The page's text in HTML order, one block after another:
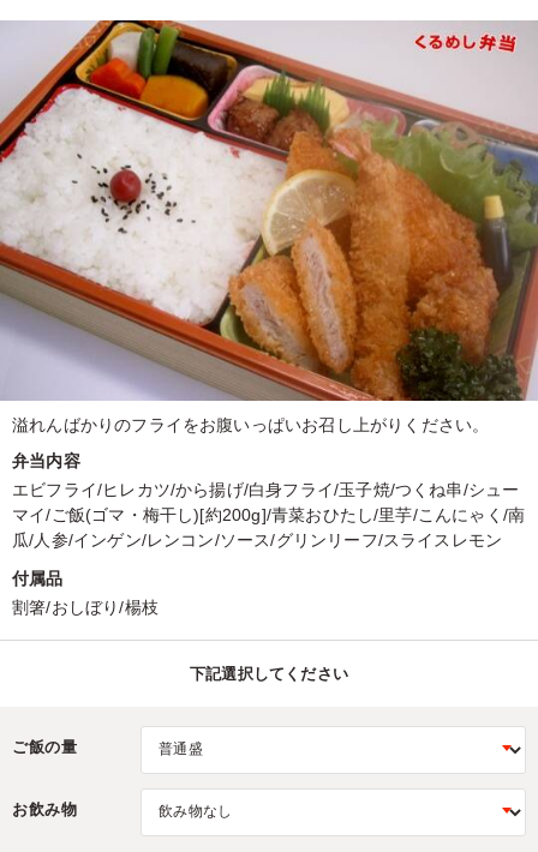
溢れんばかりのフライをお腹いっぱいお召し上がりください。
弁当内容
エビフライ/ヒレカツ/から揚げ/白身フライ/玉子焼/つくね串/シュー
マイ/ご飯(ゴマ・梅干し)[約200g]/青菜おひたし/里芋/こんにゃく/南
瓜/人参/インゲン/レンコン/ソース/グリンリーフ/スライスレモン
付属品
割箸/おしぼり/楊枝
下記選択してください
ご飯の量
お飲み物